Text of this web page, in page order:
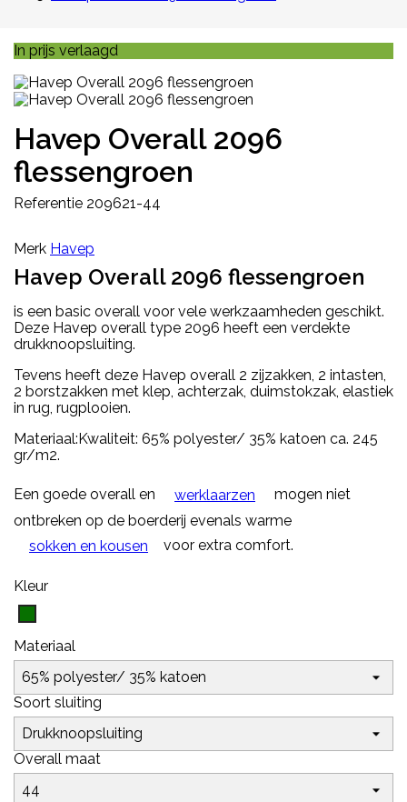
In prijs verlaagd
Havep Overall 2096
flessengroen
Referentie 209621-44
Merk Havep
Havep Overall 2096 flessengroen
is een basic overall voor vele werkzaamheden geschikt.
Deze Havep overall type 2096 heeft een verdekte
drukknoopsluiting.
Tevens heeft deze Havep overall 2 zijzakken, 2 intasten,
2 borstzakken met klep, achterzak, duimstokzak, elastiek
in rug, rugplooien.
Materiaal:Kwaliteit: 65% polyester/ 35% katoen ca. 245
gr/m2.
Een goede overall en werklaarzen
mogen niet
ontbreken op de boerderij evenals warme
sokken en kousen
voor extra comfort.
Kleur
Materiaal
Soort sluiting
Overall maat